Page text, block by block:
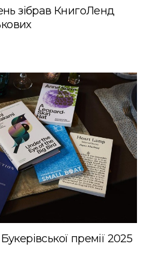
зібрав КнигоЛенд
премії 2025